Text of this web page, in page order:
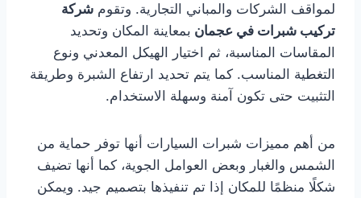
لمواقف الشركات والمباني التجارية. وتقوم شركة
تركيب شبرات في عجمان بمعاينة المكان وتحديد
المقاسات المناسبة، ثم اختيار الهيكل المعدني ونوع
التغطية المناسب. كما يتم تحديد ارتفاع الشبرة وطريقة
التثبيت حتى تكون آمنة وسهلة الاستخدام.
من أهم مميزات شبرات السيارات أنها توفر حماية من
الشمس والغبار وبعض العوامل الجوية، كما أنها تضيف
شكلًا منظمًا للمكان إذا تم تنفيذها بتصميم جيد. ويمكن